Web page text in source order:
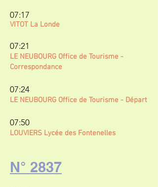
07:17
VITOT La Londe
07:21
LE NEUBOURG Office de Tourisme -
Correspondance
07:24
LE NEUBOURG Office de Tourisme - Départ
07:50
LOUVIERS Lycée des Fontenelles
N° 2837